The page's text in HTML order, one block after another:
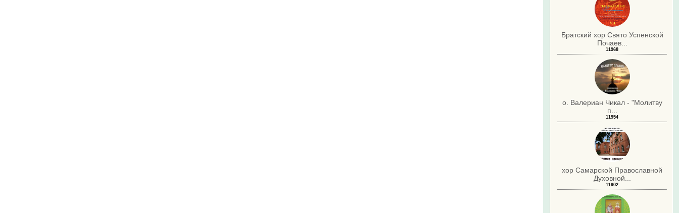
Братский хор Свято Успенской
Почаев...
11968
о. Валериан Чикал - "Молитву
п...
11954
хор Самарской Православной
Духовной...
11902